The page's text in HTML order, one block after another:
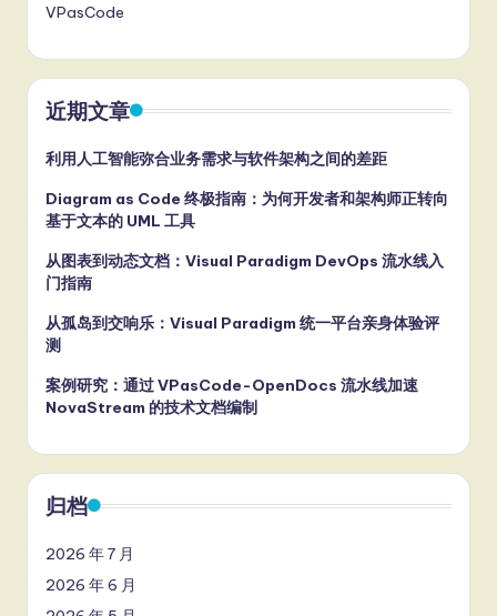
VPasCode
近期文章
利用人工智能弥合业务需求与软件架构之间的差距
Diagram as Code 终极指南：为何开发者和架构师正转向
基于文本的 UML 工具
从图表到动态文档：Visual Paradigm DevOps 流水线入
门指南
从孤岛到交响乐：Visual Paradigm 统一平台亲身体验评
测
案例研究：通过 VPasCode-OpenDocs 流水线加速
NovaStream 的技术文档编制
归档
2026 年 7 月
2026 年 6 月